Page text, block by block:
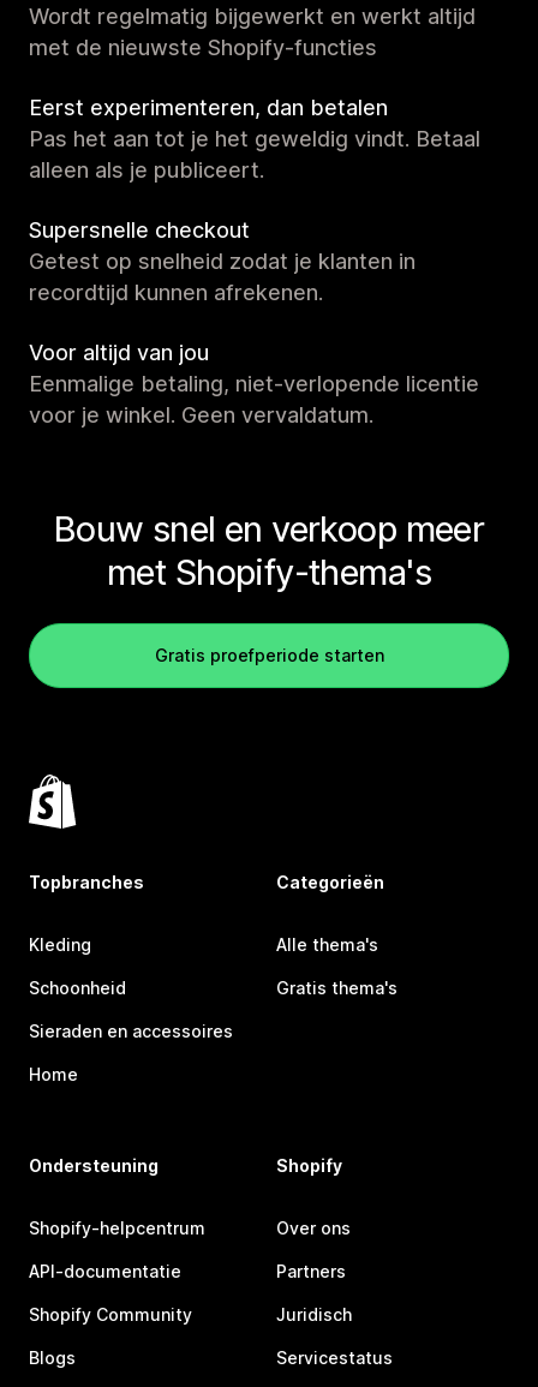
Wordt regelmatig bijgewerkt en werkt altijd
met de nieuwste Shopify-functies
Eerst experimenteren, dan betalen
Pas het aan tot je het geweldig vindt. Betaal
alleen als je publiceert.
Supersnelle checkout
Getest op snelheid zodat je klanten in
recordtijd kunnen afrekenen.
Voor altijd van jou
Eenmalige betaling, niet-verlopende licentie
voor je winkel. Geen vervaldatum.
Bouw snel en verkoop meer
met Shopify-thema's
Gratis proefperiode starten
Topbranches
Kleding
Schoonheid
Sieraden en accessoires
Home
Categorieën
Alle thema's
Gratis thema's
Ondersteuning
Shopify-helpcentrum
API-documentatie
Shopify Community
Blogs
Shopify
Over ons
Partners
Juridisch
Servicestatus